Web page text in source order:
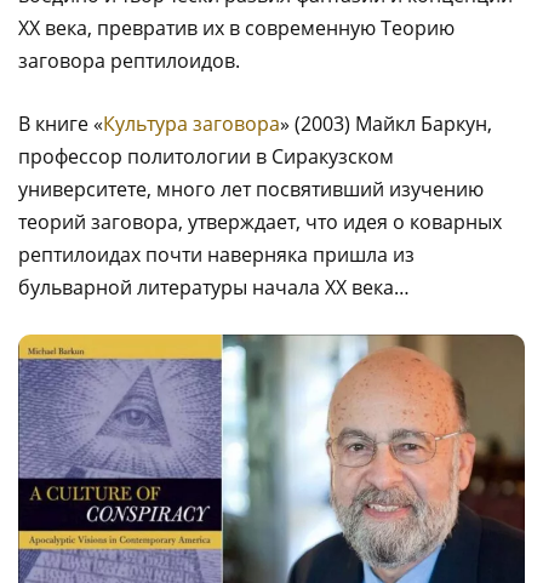
ХХ века, превратив их в современную Теорию
заговора рептилоидов.
В книге «Культура заговора» (2003) Майкл Баркун,
профессор политологии в Сиракузском
университете, много лет посвятивший изучению
теорий заговора, утверждает, что идея о коварных
рептилоидах почти наверняка пришла из
бульварной литературы начала ХХ века…